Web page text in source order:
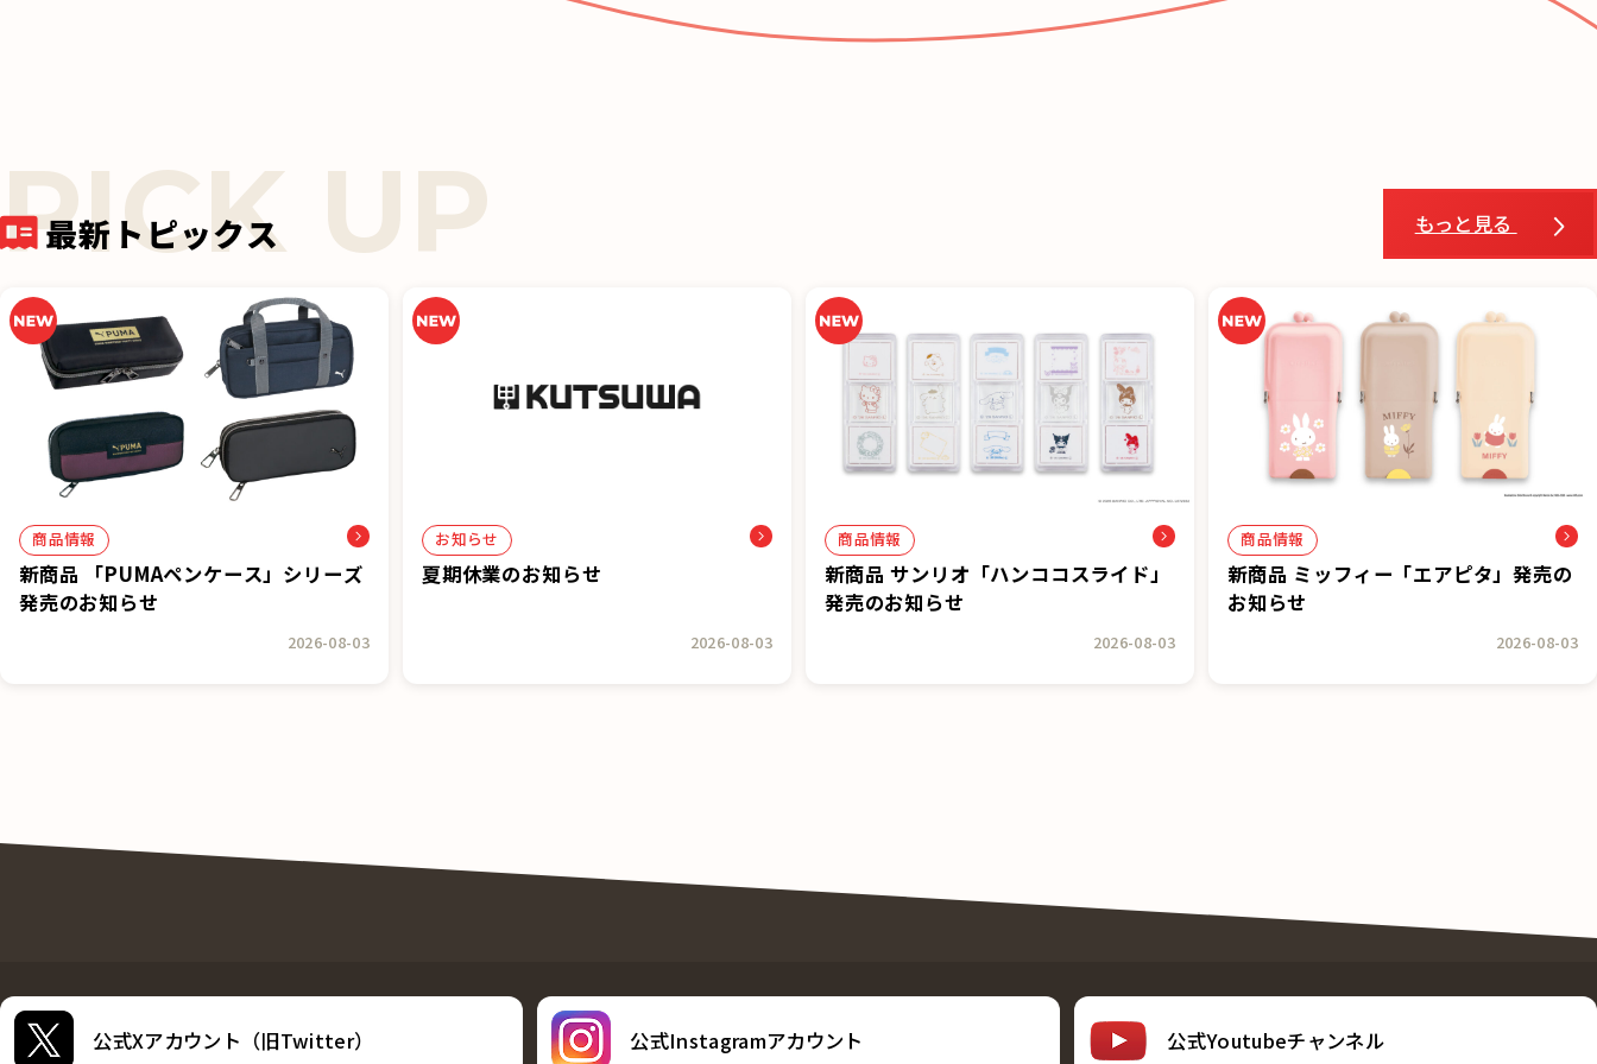
最新トピックス もっと見る
商品情報
新商品 「PUMAペンケース」シリーズ
発売のお知らせ
2026-08-03
お知らせ
夏期休業のお知らせ
2026-08-03
商品情報
新商品 サンリオ「ハンココスライド」
発売のお知らせ
2026-08-03
商品情報
新商品 ミッフィー「エアピタ」発売の
お知らせ
2026-08-03
公式Xアカウント（旧Twitter） 公式Instagramアカウント 公式Youtubeチャンネル